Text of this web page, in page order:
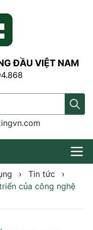
ĐẦU VIỆT NAM
› Tin tức
›
của công nghệ